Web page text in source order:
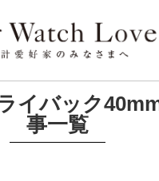
イバック
事一覧